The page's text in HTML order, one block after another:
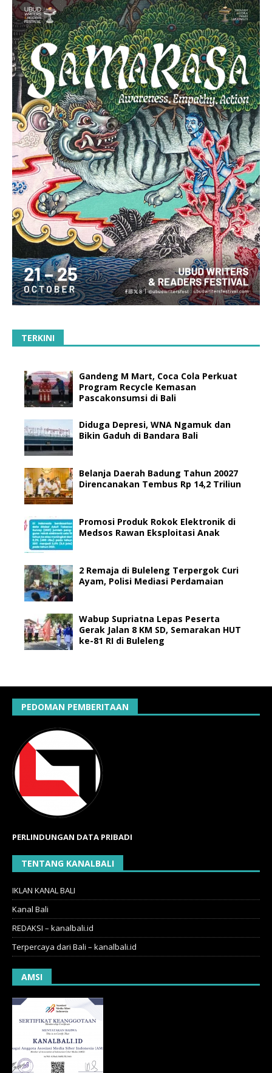
TERKINI
Gandeng M Mart, Coca Cola Perkuat
Program Recycle Kemasan
Pascakonsumsi di Bali
Diduga Depresi, WNA Ngamuk dan
Bikin Gaduh di Bandara Bali
Belanja Daerah Badung Tahun 20027
Direncanakan Tembus Rp 14,2 Triliun
Promosi Produk Rokok Elektronik di
Medsos Rawan Eksploitasi Anak
2 Remaja di Buleleng Terpergok Curi
Ayam, Polisi Mediasi Perdamaian
Wabup Supriatna Lepas Peserta
Gerak Jalan 8 KM SD, Semarakan HUT
ke-81 RI di Buleleng
PEDOMAN PEMBERITAAN
PERLINDUNGAN DATA PRIBADI
TENTANG KANALBALI
IKLAN KANAL BALI
Kanal Bali
REDAKSI – kanalbali.id
Terpercaya dari Bali – kanalbali.id
AMSI